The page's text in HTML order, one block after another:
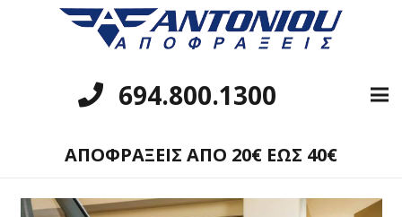
694.800.1300
ΑΠΟΦΡΑΞΕΙΣ ΑΠΟ 20€ ΕΩΣ 40€